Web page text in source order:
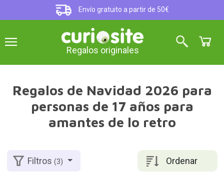
Envío gratuito a partir de 50€
Regalos originales
Regalos de Navidad 2026 para
personas de 17 años para
amantes de lo retro
Ordenar
Filtros(3)